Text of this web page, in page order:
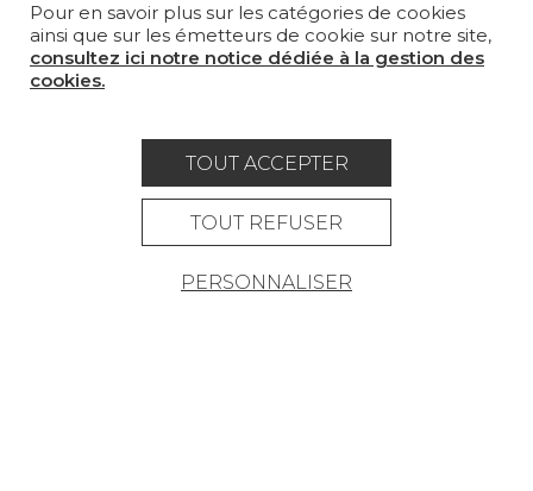
LA MAISON
OÙ NOUS TROUVER ?
Carrière Contact
Lexique
Pour en savoir plus sur les catégories de cookies
ainsi que sur les émetteurs de cookie sur notre site,
consultez ici notre notice dédiée à la gestion des
cookies.
TOUT ACCEPTER
TOUT REFUSER
PERSONNALISER